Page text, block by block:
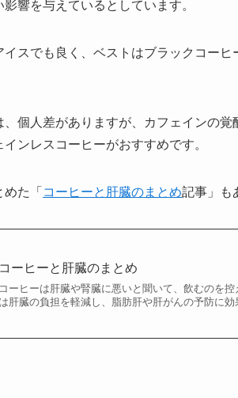
響を与えているとしています。
イスでも良く、ベストはブラックコー
、個人差がありますが、カフェインの
ンレスコーヒーがおすすめです。
た「 コーヒーと肝臓のまとめ記事」も
コーヒーと肝臓のまとめ
コーヒーは肝臓や腎臓に悪いと聞いて、飲むのを
は肝臓の負担を軽減し、脂肪肝や肝がんの予防に